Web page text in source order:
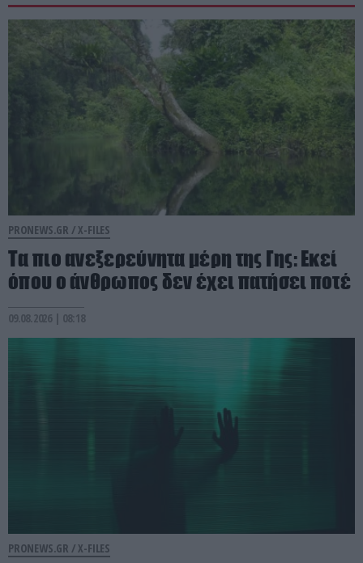
PRONEWS.GR /X-FILES
Τα πιο ανεξερεύνητα μέρη της Γης: Εκεί
όπου ο άνθρωπος δεν έχει πατήσει ποτέ
09.08.2026 | 08:18
PRONEWS.GR /X-FILES